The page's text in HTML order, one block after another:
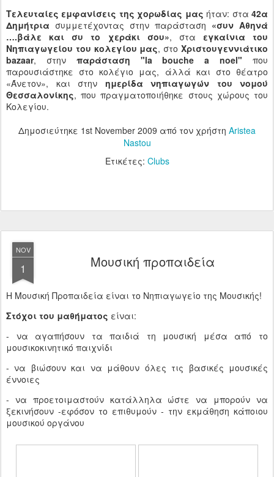
Τελευταίες εμφανίσεις της χορωδίας μας ήταν: στα42α
Δημήτρια συμμετέχοντας στην παράσταση «συν Αθηνά
….βάλε και συ το χεράκι σου», στα εγκαίνια του
Νηπιαγωγείου του κολεγίου μας, στοΧριστουγεννιάτικο
bazaar, στην παράσταση "la bouche a noel" που
παρουσιάστηκε στο κολέγιο μας, άλλά και στο θέατρο
«Άνετον», και στην ημερίδα νηπιαγωγών του νομού
Θεσσαλονίκης, που πραγματοποιήθηκε στους χώρους του
Κολεγίου.
Δημοσιεύτηκε 1st November 2009 από τον χρήστη Aristea
Nastou
Ετικέτες: Clubs
NOV
1 Mουσική προπαιδεία
Η Μουσική Προπαιδεία είναι το Νηπιαγωγείο της Μουσικής!
Στόχοι του μαθήματος είναι:
- να αγαπήσουν τα παιδιά τη μουσική μέσα από το
μουσικοκινητικό παιχνίδι
- να βιώσουν και να μάθουν όλες τις βασικές μουσικές
έννοιες
- να προετοιμαστούν κατάλληλα ώστε να μπορούν να
ξεκινήσουν -εφόσον το επιθυμούν - την εκμάθηση κάποιου
μουσικού οργάνου